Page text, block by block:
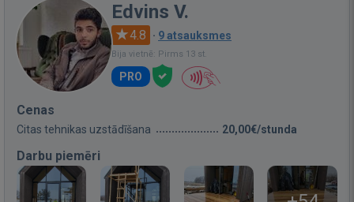
Edvins V.
4.8 · 9 atsauksmes
Bija vietnē: Pirms 13 st.
PRO
Cenas
Citas tehnikas uzstādīšana 20,00€/stunda
Darbu piemēri